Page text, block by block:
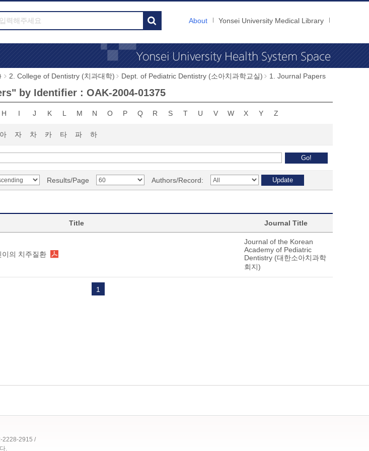
About Yonsei University Medical Library
2. College of Dentistry (치과대학) Dept. of Pediatric Dentistry (소아치과학교실) 1. Journal Papers
by Identifier : OAK-2004-01375
H I J K L M N O P Q R S T U V W X Y Z
아 자 차 카 타 파 하
Results/Page Authors/Record:
Title Journal Title
의 치주질환
Journal of the Korean
Academy of Pediatric
Dentistry (대한소아치과학
회지)
1
2228-2915 /
.